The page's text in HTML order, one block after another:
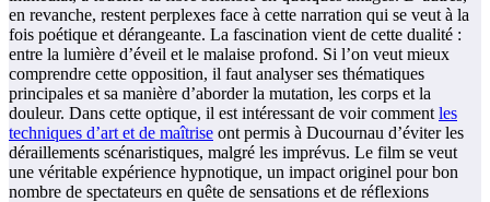
en revanche, restent perplexes face à cette narration qui se veut à la
fois poétique et dérangeante. La fascination vient de cette dualité :
entre la lumière d’éveil et le malaise profond. Si l’on veut mieux
comprendre cette opposition, il faut analyser ses thématiques
principales et sa manière d’aborder la mutation, les corps et la
douleur. Dans cette optique, il est intéressant de voir comment les
techniques d’art et de maîtrise ont permis à Ducournau d’éviter les
déraillements scénaristiques, malgré les imprévus. Le film se veut
une véritable expérience hypnotique, un impact originel pour bon
nombre de spectateurs en quête de sensations et de réflexions